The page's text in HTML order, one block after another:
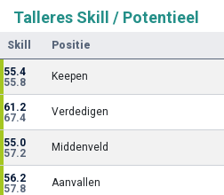
Talleres Skill / Potentieel
Skill Positie
55.4
55.8
Keepen
61.2
67.4
Verdedigen
55.0
57.2
Middenveld
56.2
57.8
Aanvallen